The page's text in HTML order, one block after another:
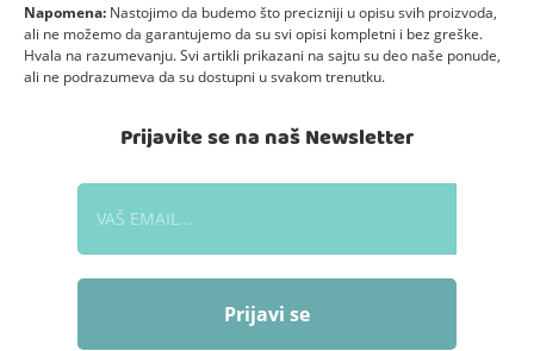
Napomena: Nastojimo da budemo što precizniji u opisu svih proizvoda,
ali ne možemo da garantujemo da su svi opisi kompletni i bez greške.
Hvala na razumevanju. Svi artikli prikazani na sajtu su deo naše ponude,
ali ne podrazumeva da su dostupni u svakom trenutku.
Prijavite se na naš Newsletter
Prijavi se